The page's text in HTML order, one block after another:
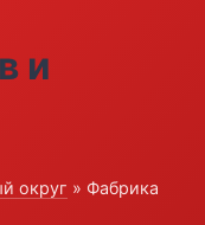
и
округ » Фабрика